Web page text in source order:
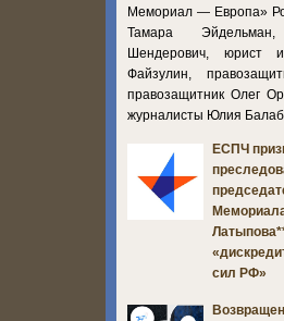
Мемориал — Европа»
Тамара
Шендерович, юрист
Файзулин,
правозащитник Олег
журналисты Юлия
ЕСПЧ
сил РФ»